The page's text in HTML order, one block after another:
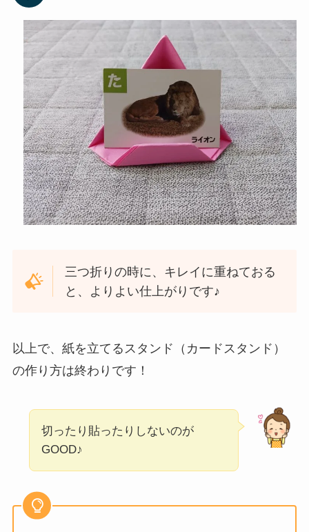
三つ折りの時に、キレイに重ねておる
と、よりよい仕上がりです♪
以上で、紙を立てるスタンド（カードスタンド）
の作り方は終わりです！
切ったり貼ったりしないのが
GOOD♪